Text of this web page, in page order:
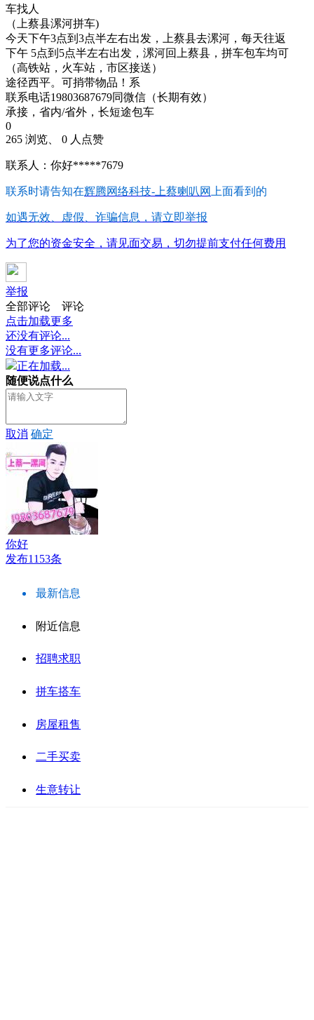
车找人
（上蔡县漯河拼车)
今天下午3点到3点半左右出发，上蔡县去漯河，每天往返
下午 5点到5点半左右出发，漯河回上蔡县，拼车包车均可
（高铁站，火车站，市区接送）
途径西平。可捎带物品！系
联系电话19803687679同微信（长期有效）
承接，省内/省外，长短途包车
0
265 浏览、 0 人点赞
联系人：你好*****7679
联系时请告知在辉腾网络科技-上蔡喇叭网 上面看到的
如遇无效、虚假、诈骗信息，请立即举报
为了您的资金安全，请见面交易，切勿提前支付任何费用
举报
全部评论
评论
点击加载更多
还没有评论...
没有更多评论...
正在加载...
随便说点什么
取消 确定
你好
发布1153条
最新信息
附近信息
招聘求职
拼车搭车
房屋租售
二手买卖
生意转让